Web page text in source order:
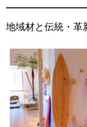
地域材と伝統・革